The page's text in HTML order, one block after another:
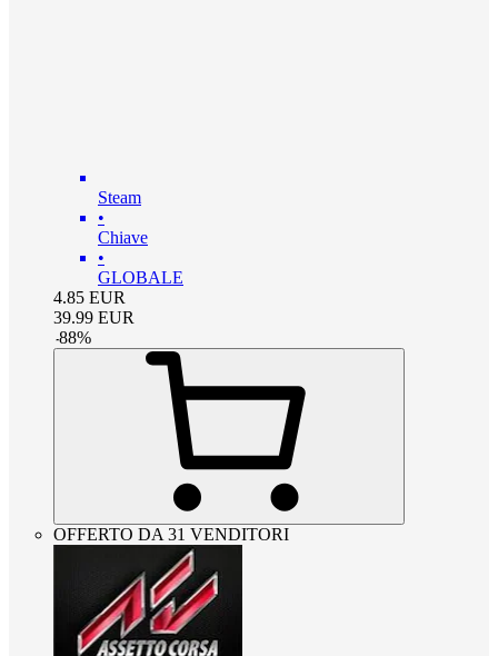
Steam
•
Chiave
•
GLOBALE
4.85 EUR
39.99 EUR
-88%
OFFERTO DA 31 VENDITORI